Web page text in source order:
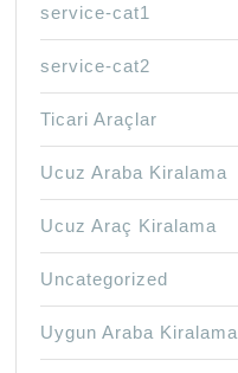
service-cat1
service-cat2
Ticari Araçlar
Ucuz Araba Kiralama
Ucuz Araç Kiralama
Uncategorized
Uygun Araba Kiralama